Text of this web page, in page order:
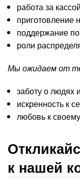
работа за кассой
приготовление
поддержание
роли
Мы ожидаем от
заботу о людях
искренность к
любовь к
к нашей